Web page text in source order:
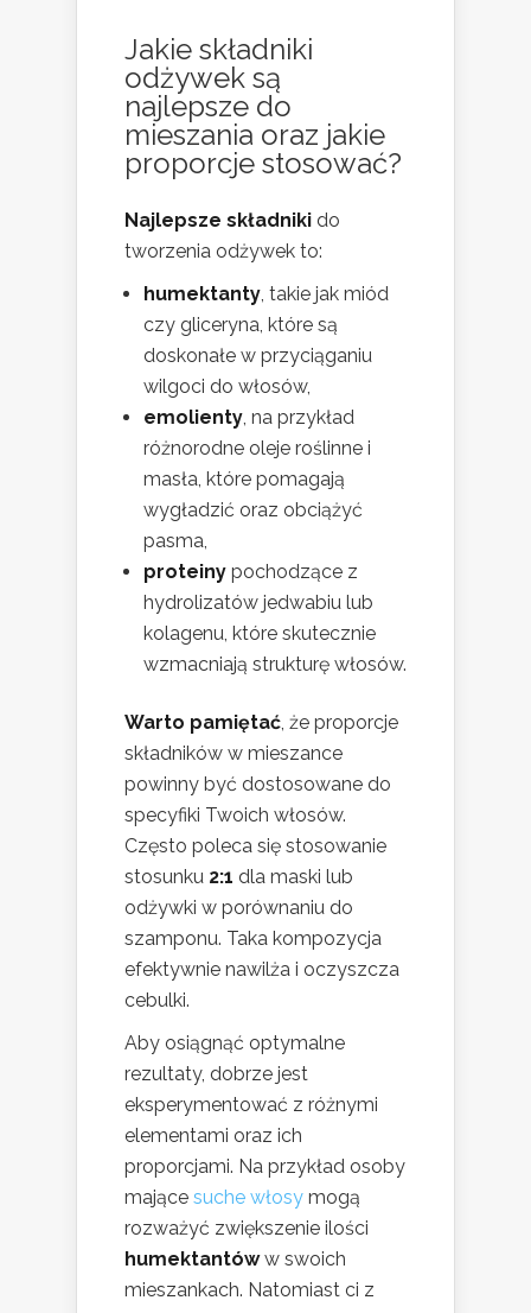
Jakie składniki
odżywek są
najlepsze do
mieszania oraz jakie
proporcje stosować?
Najlepsze składniki do
tworzenia odżywek to:
humektanty, takie jak miód
czy gliceryna, które są
doskonałe w przyciąganiu
wilgoci do włosów,
emolienty, na przykład
różnorodne oleje roślinne i
masła, które pomagają
wygładzić oraz obciążyć
pasma,
proteiny pochodzące z
hydrolizatów jedwabiu lub
kolagenu, które skutecznie
wzmacniają strukturę włosów.
Warto pamiętać, że proporcje
składników w mieszance
powinny być dostosowane do
specyfiki Twoich włosów.
Często poleca się stosowanie
stosunku 2:1 dla maski lub
odżywki w porównaniu do
szamponu. Taka kompozycja
efektywnie nawilża i oczyszcza
cebulki.
Aby osiągnąć optymalne
rezultaty, dobrze jest
eksperymentować z różnymi
elementami oraz ich
proporcjami. Na przykład osoby
mające suche włosy mogą
rozważyć zwiększenie ilości
humektantóww swoich
mieszankach. Natomiast ci z